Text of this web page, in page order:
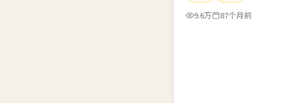
9.6万
87个月前